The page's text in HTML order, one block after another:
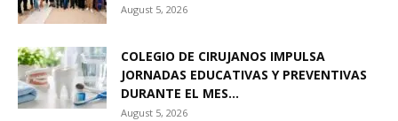
August 5, 2026
COLEGIO DE CIRUJANOS IMPULSA
JORNADAS EDUCATIVAS Y PREVENTIVAS
DURANTE EL MES...
August 5, 2026